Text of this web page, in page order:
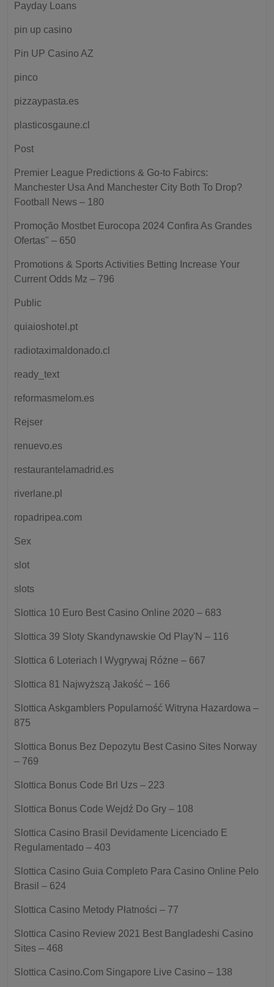
Payday Loans
pin up casino
Pin UP Casino AZ
pinco
pizzaypasta.es
plasticosgaune.cl
Post
Premier League Predictions & Go-to Fabircs:
Manchester Usa And Manchester City Both To Drop?
Football News – 180
Promoção Mostbet Eurocopa 2024 Confira As Grandes
Ofertas" – 650
Promotions & Sports Activities Betting Increase Your
Current Odds Mz – 796
Public
quiaioshotel.pt
radiotaximaldonado.cl
ready_text
reformasmelom.es
Rejser
renuevo.es
restaurantelamadrid.es
riverlane.pl
ropadripea.com
Sex
slot
slots
Slottica 10 Euro Best Casino Online 2020 – 683
Slottica 39 Sloty Skandynawskie Od Play'N – 116
Slottica 6 Loteriach I Wygrywaj Różne – 667
Slottica 81 Najwyższą Jakość – 166
Slottica Askgamblers Popularność Witryna Hazardowa –
875
Slottica Bonus Bez Depozytu Best Casino Sites Norway
– 769
Slottica Bonus Code Brl Uzs – 223
Slottica Bonus Code Wejdź Do Gry – 108
Slottica Casino Brasil Devidamente Licenciado E
Regulamentado – 403
Slottica Casino Guia Completo Para Casino Online Pelo
Brasil – 624
Slottica Casino Metody Płatności – 77
Slottica Casino Review 2021 Best Bangladeshi Casino
Sites – 468
Slottica Casino.Com Singapore Live Casino – 138